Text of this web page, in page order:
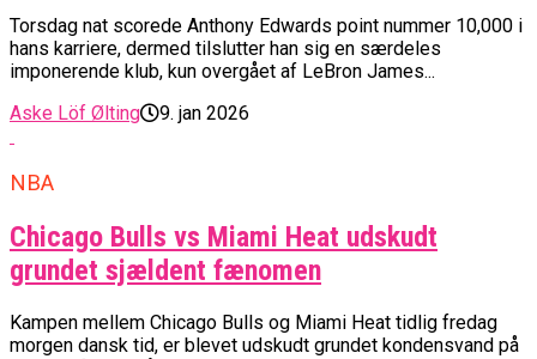
Torsdag nat scorede Anthony Edwards point nummer 10,000 i
hans karriere, dermed tilslutter han sig en særdeles
imponerende klub, kun overgået af LeBron James...
Aske Löf Ølting
9. jan 2026
NBA
Chicago Bulls vs Miami Heat udskudt
grundet sjældent fænomen
Kampen mellem Chicago Bulls og Miami Heat tidlig fredag
morgen dansk tid, er blevet udskudt grundet kondensvand på